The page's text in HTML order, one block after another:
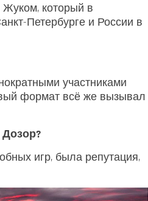
который в
Петербурге и России в
участниками
формат всё же вызывал
Дозор?
игр, была репутация,